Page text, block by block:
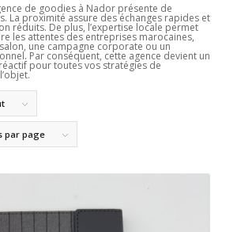
de goodies à Nador présente de
La proximité assure des échanges rapides et
réduits. De plus, l’expertise locale permet
les attentes des entreprises marocaines,
une campagne corporate ou un
Par conséquent, cette agence devient un
pour toutes vos stratégies de
par page